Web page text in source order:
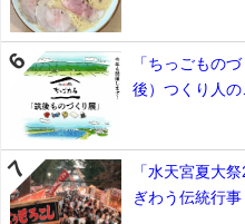
「ちっごもの
後）つくり人の
「水天宮夏大
ぎわう伝統行